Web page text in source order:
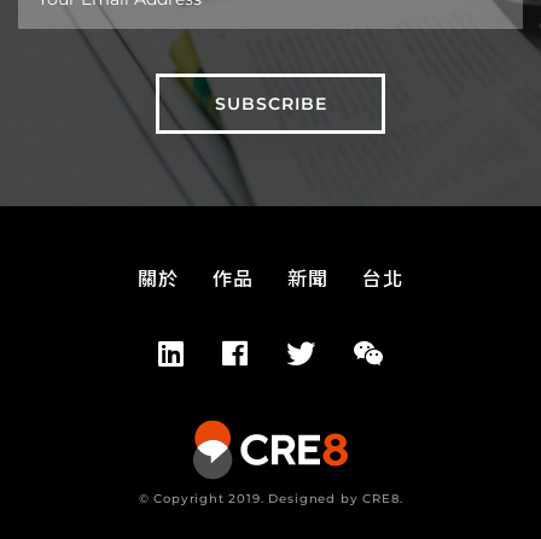
關於 作品 新聞 台北
© Copyright 2019. Designed by CRE8.